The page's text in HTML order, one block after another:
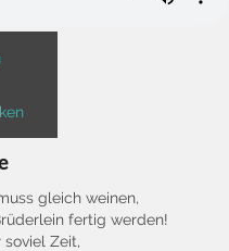
gleich weinen,
fertig werden!
Zeit,